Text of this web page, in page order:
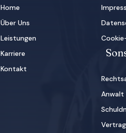
Home
Über Uns
Leistungen
Karriere
Kontakt
Anwalt